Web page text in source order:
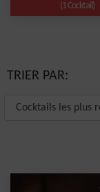
(1 Cocktail)
TRIER PAR: